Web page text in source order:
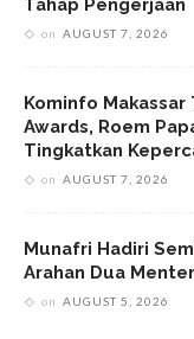
Tahap Pengerjaan
on AUGUST 7, 2026
Kominfo
Awards, Roem
Tingkatkan
on AUGUST 7, 2026
Munafri Hadiri
Arahan Dua
on AUGUST 5, 2026